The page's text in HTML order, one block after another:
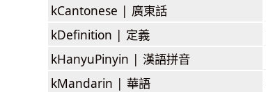
kCantonese | 廣東話
kDefinition | 定義
kHanyuPinyin | 漢語拼音
kMandarin | 華語